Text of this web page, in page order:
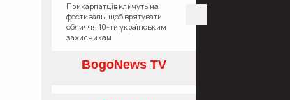
Прикарпатців кличуть на
фестиваль, щоб врятувати
обличчя 10-ти українським
захисникам
BogoNews TV